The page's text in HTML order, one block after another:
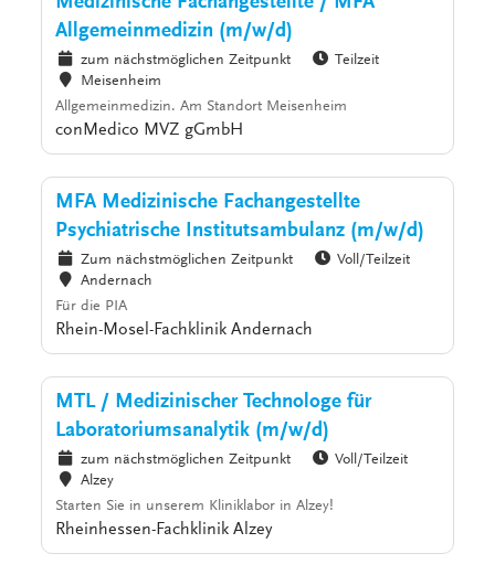
Allgemeinmedizin (m/w/d)
zum nächstmöglichen Zeitpunkt
Teilzeit
Meisenheim
Allgemeinmedizin. Am Standort Meisenheim
conMedico MVZ gGmbH
MFA Medizinische Fachangestellte
Psychiatrische Institutsambulanz (m/w/d)
Zum nächstmöglichen Zeitpunkt
Voll/Teilzeit
Andernach
Für die PIA
Rhein-Mosel-Fachklinik Andernach
MTL / Medizinischer Technologe für
Laboratoriumsanalytik (m/w/d)
zum nächstmöglichen Zeitpunkt
Voll/Teilzeit
Alzey
Starten Sie in unserem Kliniklabor in Alzey!
Rheinhessen-Fachklinik Alzey